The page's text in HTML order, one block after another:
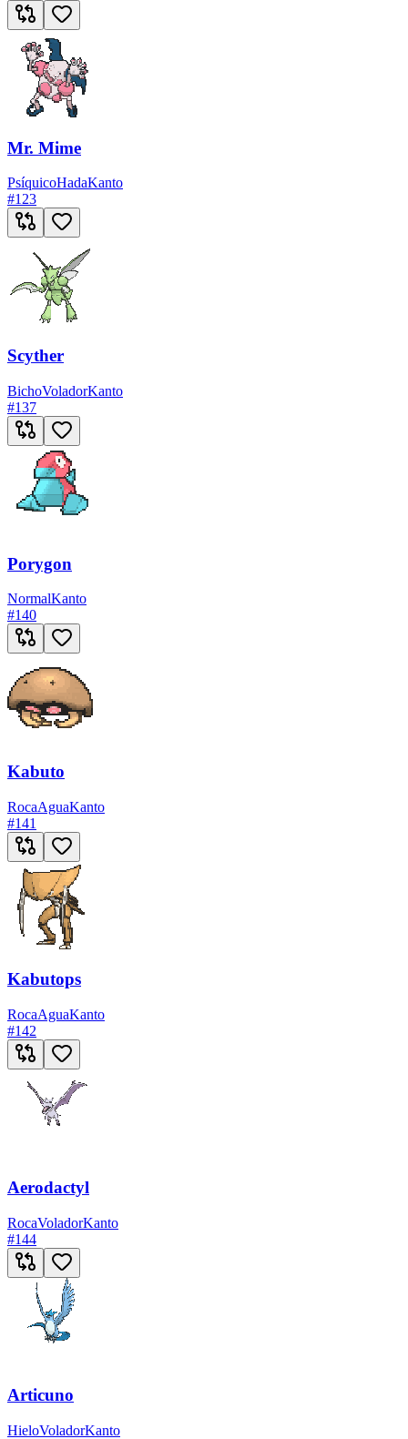
Mr. Mime
PsíquicoHadaKanto
#123
Scyther
BichoVoladorKanto
#137
Porygon
NormalKanto
#140
Kabuto
RocaAguaKanto
#141
Kabutops
RocaAguaKanto
#142
Aerodactyl
RocaVoladorKanto
#144
Articuno
HieloVoladorKanto